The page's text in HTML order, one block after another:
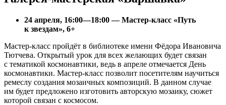
24 апреля, 16:00—18:00 — Мастер-класс «Путь
к звездам», 6+
Мастер-класс пройдёт в библиотеке имени Фёдора Ивановича
Тютчева. Открытый урок для всех желающих будет связан
с тематикой космонавтики, ведь в апреле отмечается День
космонавтики. Мастер-класс позволит посетителям научиться
ремеслу создания мозаичных композиций. В данном случае
им будет предложено изготовить авторскую мозаику, сюжет
которой связан с космосом.